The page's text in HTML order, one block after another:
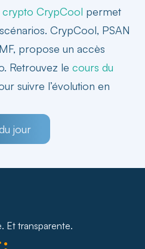
crypto CrypCool permet
CrypCool, PSAN
propose un accès
Retrouvez le cours du
suivre l’évolution en
jour
Et transparente.